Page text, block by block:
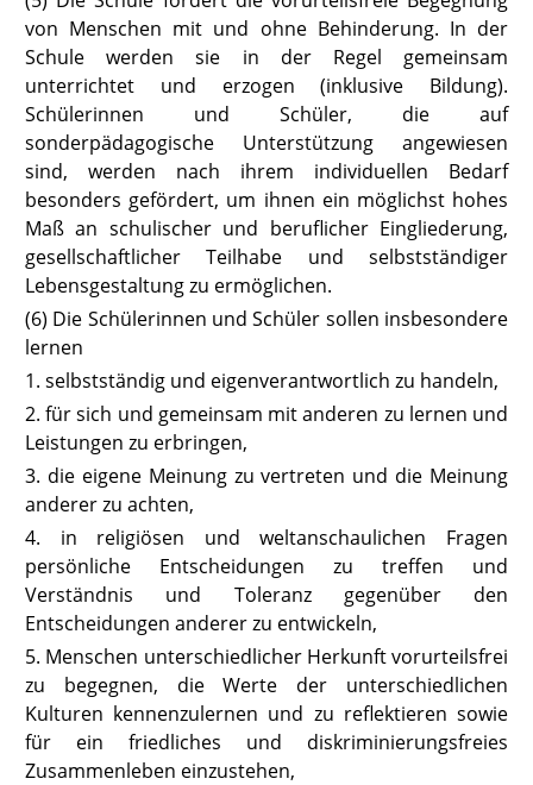
von Menschen mit und ohne Behinderung. In der
Schule werden sie in der Regel gemeinsam
unterrichtet und erzogen (inklusive Bildung).
Schülerinnen und Schüler, die auf
sonderpädagogische Unterstützung angewiesen
sind, werden nach ihrem individuellen Bedarf
besonders gefördert, um ihnen ein möglichst hohes
Maß an schulischer und beruflicher Eingliederung,
gesellschaftlicher Teilhabe und selbstständiger
Lebensgestaltung zu ermöglichen.
(6) Die Schülerinnen und Schüler sollen insbesondere
lernen
1. selbstständig und eigenverantwortlich zu handeln,
2. für sich und gemeinsam mit anderen zu lernen und
Leistungen zu erbringen,
3. die eigene Meinung zu vertreten und die Meinung
anderer zu achten,
4. in religiösen und weltanschaulichen Fragen
persönliche Entscheidungen zu treffen und
Verständnis und Toleranz gegenüber den
Entscheidungen anderer zu entwickeln,
5. Menschen unterschiedlicher Herkunft vorurteilsfrei
zu begegnen, die Werte der unterschiedlichen
Kulturen kennenzulernen und zu reflektieren sowie
für ein friedliches und diskriminierungsfreies
Zusammenleben einzustehen,